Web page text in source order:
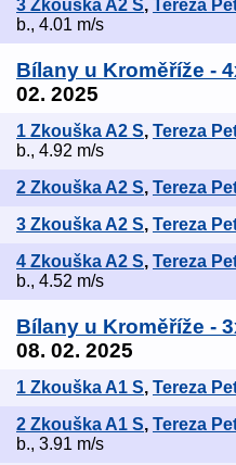
3 Zkouška A2 S, Tereza
b., 4.01 m/s
Bílany u Kroměříže -
02. 2025
1 Zkouška A2 S, Tereza
b., 4.92 m/s
2 Zkouška A2 S, Tereza
3 Zkouška A2 S, Tereza
4 Zkouška A2 S, Tereza
b., 4.52 m/s
Bílany u Kroměříže -
08. 02. 2025
1 Zkouška A1 S, Tereza
2 Zkouška A1 S, Tereza
b., 3.91 m/s